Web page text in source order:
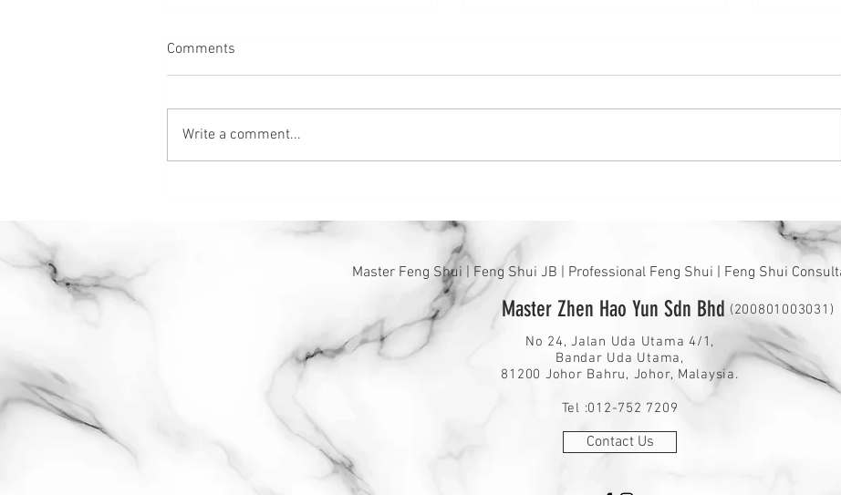
Comments
Write a comment...
Master Zhen Hao Yun Sdn Bhd
No 24, Jalan Uda Utama 4/1,
Bandar Uda Utama,
81200 Johor Bahru, Johor, Malaysia.
Tel :012-752 7209
Contact Us
Master Feng Shui | Feng Shui JB | Professional Feng Shui | Feng Shui
(200801003031)